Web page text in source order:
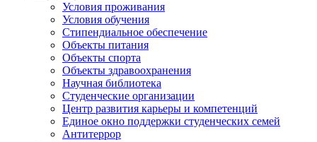
Условия проживания
Условия обучения
Стипендиальное обеспечение
Объекты питания
Объекты спорта
Объекты здравоохранения
Научная библиотека
Студенческие организации
Центр развития карьеры и компетенций
Единое окно поддержки студенческих семей
Антитеррор